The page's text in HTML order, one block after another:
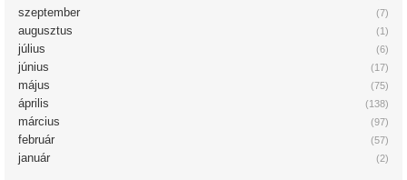
(7)
szeptember
(1)
augusztus
(6)
július
(17)
június
(75)
május
(138)
április
(97)
március
(57)
február
(2)
január